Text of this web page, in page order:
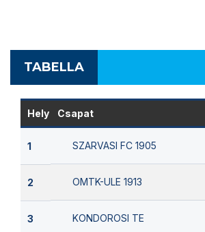
TABELLA
Hely Csapat
1 SZARVASI FC 1905
2 OMTK-ULE 1913
3 KONDOROSI TE